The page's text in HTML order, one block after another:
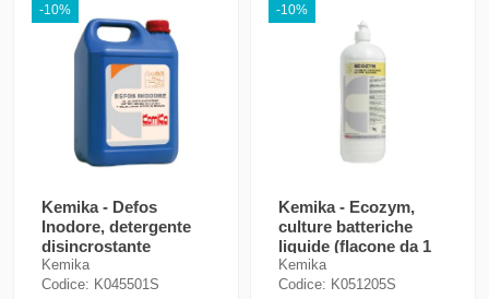
-10%
Kemika - Defos
Inodore, detergente
disincrostante
multiuso (tanica 5 kg)
Kemika
Codice: K045501S
-10%
Kemika - Ecozym,
culture batteriche
liquide (flacone da 1
kg)
Kemika
Codice: K051205S